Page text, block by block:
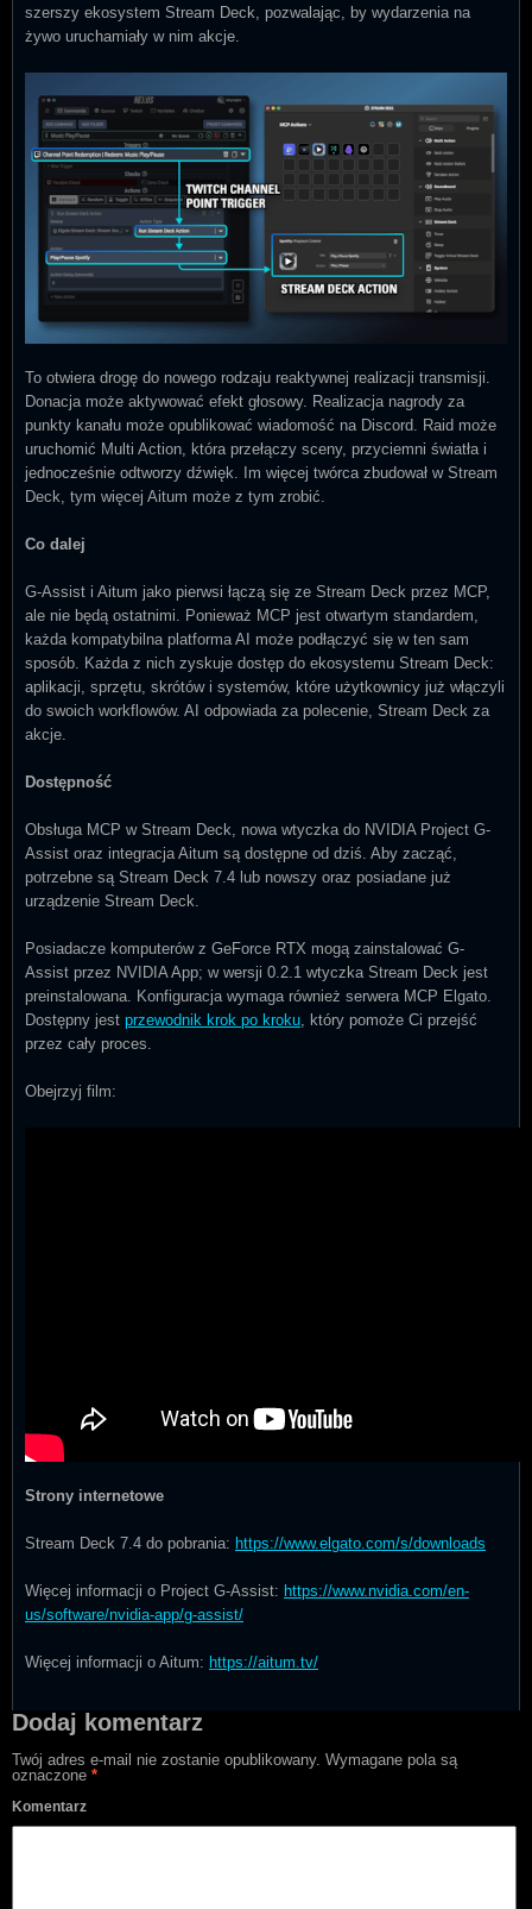
szerszy ekosystem Stream Deck, pozwalając, by wydarzenia na
żywo uruchamiały w nim akcje.
To otwiera drogę do nowego rodzaju reaktywnej realizacji transmisji.
Donacja może aktywować efekt głosowy. Realizacja nagrody za
punkty kanału może opublikować wiadomość na Discord. Raid może
uruchomić Multi Action, która przełączy sceny, przyciemni światła i
jednocześnie odtworzy dźwięk. Im więcej twórca zbudował w Stream
Deck, tym więcej Aitum może z tym zrobić.
Co dalej
G-Assist i Aitum jako pierwsi łączą się ze Stream Deck przez MCP,
ale nie będą ostatnimi. Ponieważ MCP jest otwartym standardem,
każda kompatybilna platforma AI może podłączyć się w ten sam
sposób. Każda z nich zyskuje dostęp do ekosystemu Stream Deck:
aplikacji, sprzętu, skrótów i systemów, które użytkownicy już włączyli
do swoich workflowów. AI odpowiada za polecenie, Stream Deck za
akcje.
Dostępność
Obsługa MCP w Stream Deck, nowa wtyczka do NVIDIA Project G-
Assist oraz integracja Aitum są dostępne od dziś. Aby zacząć,
potrzebne są Stream Deck 7.4 lub nowszy oraz posiadane już
urządzenie Stream Deck.
Posiadacze komputerów z GeForce RTX mogą zainstalować G-
Assist przez NVIDIA App; w wersji 0.2.1 wtyczka Stream Deck jest
preinstalowana. Konfiguracja wymaga również serwera MCP Elgato.
Dostępny jest przewodnik krok po kroku, który pomoże Ci przejść
przez cały proces.
Obejrzyj film:
Strony internetowe
Stream Deck 7.4 do pobrania: https://www.elgato.com/s/downloads
Więcej informacji o Project G-Assist: https://www.nvidia.com/en-
us/software/nvidia-app/g-assist/
Więcej informacji o Aitum: https://aitum.tv/
Dodaj komentarz
Twój adres e-mail nie zostanie opublikowany. Wymagane pola są
oznaczone *
Komentarz